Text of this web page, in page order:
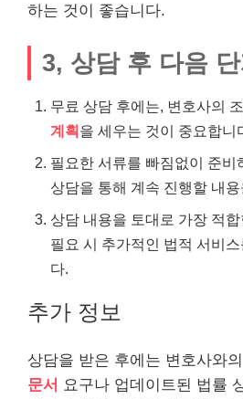
하는 것이 좋습니다.
3, 상담 후 다음 단
무료 상담 후에는, 변호사의
계획을 세우는 것이 중요합니
필요한 서류를 빠짐없이 준비
상담을 통해 계속 진행할 내
상담 내용을 토대로 가장 적
필요 시 추가적인 법적 서비
다.
추가 정보
상담을 받은 후에는 변호사와
문서 요구나 업데이트된 법률